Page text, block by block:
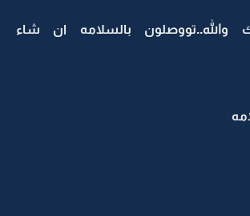
والله..تووصلون بالسلامه ان شاء